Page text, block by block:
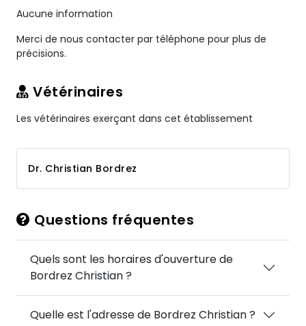
Aucune information
Merci de nous contacter par téléphone pour plus de
précisions.
Vétérinaires
Les vétérinaires exerçant dans cet établissement
Dr. Christian Bordrez
Questions fréquentes
Quels sont les horaires d'ouverture de
Bordrez Christian ?
Quelle est l'adresse de Bordrez Christian ?